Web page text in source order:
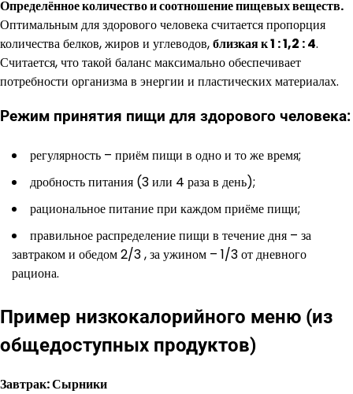
Определённое количество и соотношение пищевых веществ.
Оптимальным для здорового человека считается пропорция
количества белков, жиров и углеводов,близкая к 1 : 1,2 : 4.
Считается, что такой баланс максимально обеспечивает
потребности организма в энергии и пластических материалах.
Режим принятия пищи для здорового человека:
регулярность – приём пищи в одно и то же время;
дробность питания (3 или 4 раза в день);
рациональное питание при каждом приёме пищи;
правильное распределение пищи в течение дня – за
завтраком и обедом 2/3 , за ужином – 1/3 от дневного
рациона.
Пример низкокалорийного меню (из
общедоступных продуктов)
Завтрак: Сырники